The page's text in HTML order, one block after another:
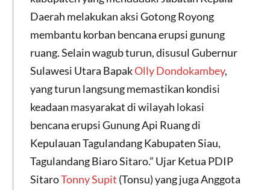
Daerah melakukan aksi Gotong Royong
membantu korban bencana erupsi gunung
ruang. Selain wagub turun, disusul Gubernur
Sulawesi Utara BapakOlly Dondokambey,
yang turun langsung memastikan kondisi
keadaan masyarakat di wilayah lokasi
bencana erupsi Gunung Api Ruang di
Kepulauan Tagulandang Kabupaten Siau,
Tagulandang Biaro Sitaro.” Ujar Ketua PDIP
SitaroTonny Supit (Tonsu) yang juga Anggota